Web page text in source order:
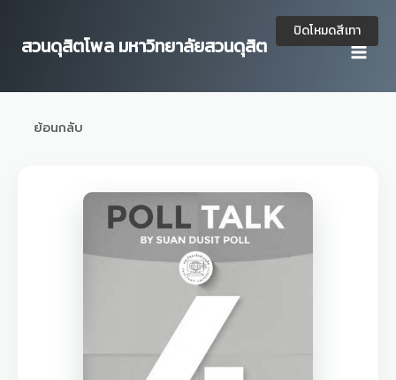
content
สวนดุสิตโพล มหาวิทยาลัยสวนดุสิต
ย้อนกลับ
ปิดโหมดสีเทา